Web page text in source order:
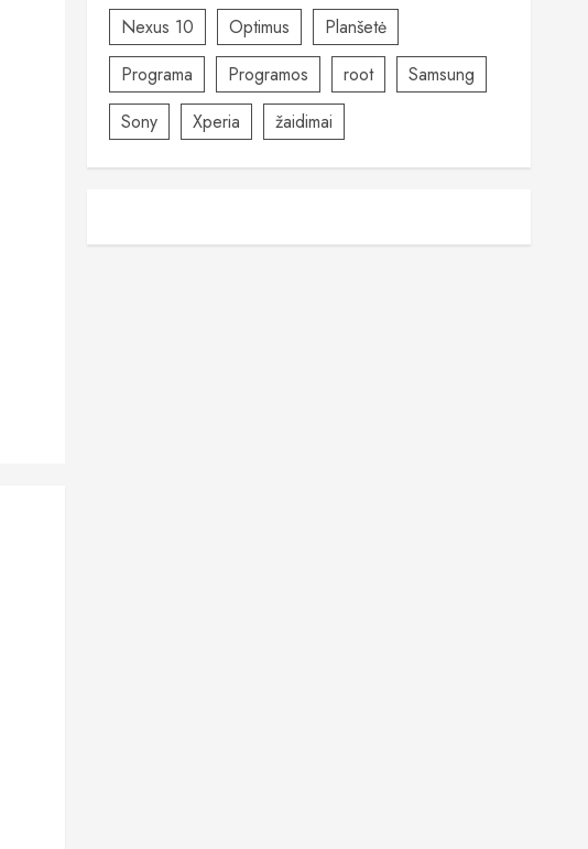
Nexus 10
Optimus
Planšetė
Programa
Programos root
Samsung
Sony
Xperia žaidimai